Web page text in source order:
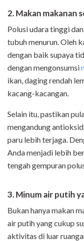
2. Makan makanan
Polusi udara tinggi
tubuh menurun. Oleh
dengan baik supaya
dengan mengonsumsi
ikan, daging rendah
kacang-kacangan.
Selain itu, pastikan
mengandung
paru lebih terjaga.
Anda menjadi lebih
tengah gempuran
3. Minum air putih
Bukan hanya makan
air putih yang cukup
aktivitas di luar